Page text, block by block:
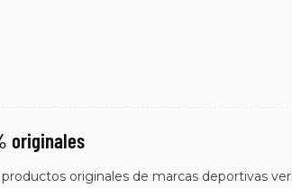
originales
originales de marcas deportivas